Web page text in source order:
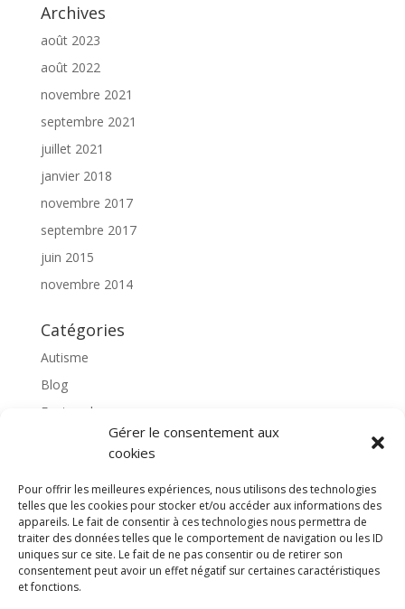
Gérer le consentement aux
cookies
Pour offrir les meilleures expériences, nous utilisons des technologies
telles que les cookies pour stocker et/ou accéder aux informations des
appareils. Le fait de consentir à ces technologies nous permettra de
traiter des données telles que le comportement de navigation ou les ID
uniques sur ce site. Le fait de ne pas consentir ou de retirer son
consentement peut avoir un effet négatif sur certaines caractéristiques
et fonctions.
Archives
août 2023
août 2022
novembre 2021
septembre 2021
juillet 2021
janvier 2018
novembre 2017
septembre 2017
juin 2015
novembre 2014
Catégories
Autisme
Blog
Featured
l'apprentissage scolaire
Non classé
partenaires
Poterie
rassemblons nos expériences